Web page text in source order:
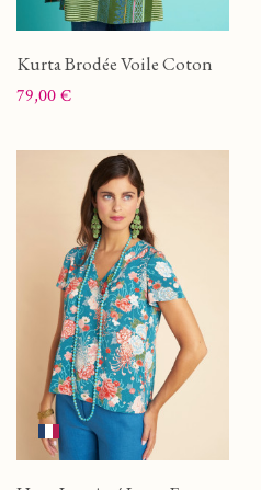
Kurta Brodée Voile Coton
Prix
79,00 €